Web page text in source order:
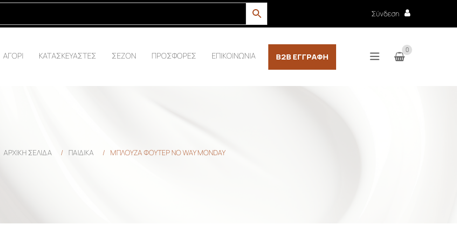
Σύνδεση
ΑΓΟΡΙ ΚΑΤΑΣΚΕΥΑΣΤΕΣ ΣΕΖΟΝ ΠΡΟΣΦΟΡΕΣ ΕΠΙΚΟΙΝΩΝΙΑ B2B ΕΓΓΡΑΦΉ
0
ΑΡΧΙΚΉ ΣΕΛΊΔΑ / ΠΑΙΔΙΚΑ / ΜΠΛΟΥΖΑ ΦΟΥΤΕΡ NO WAY MONDAY